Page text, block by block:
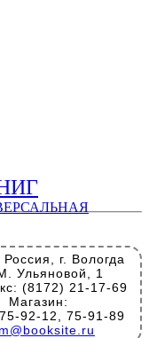
г. Вологда
Ульяновой, 1
(8172) 21-17-69
Магазин:
92-12, 75-91-89